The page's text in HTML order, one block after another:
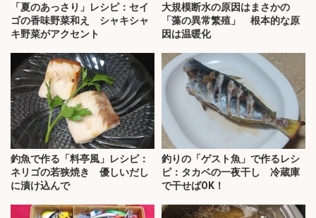
「夏のあっさり」レシピ：セイ
ゴの香味野菜和え シャキシャ
キ野菜がアクセント
大規模断水の原因はまさかの
「藻の異常繁殖」 根本的な原
因は温暖化
釣魚で作る「料亭風」レシピ：
ネリゴの若狭焼き 優しいだし
に漬け込んで
釣りの「ゲスト魚」で作るレシ
ピ：タカベの一夜干し 冷蔵庫
で干せばOK！